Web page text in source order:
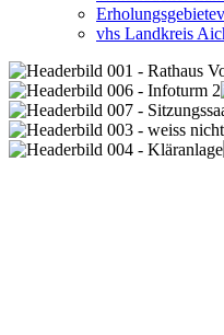
vhs Landkreis